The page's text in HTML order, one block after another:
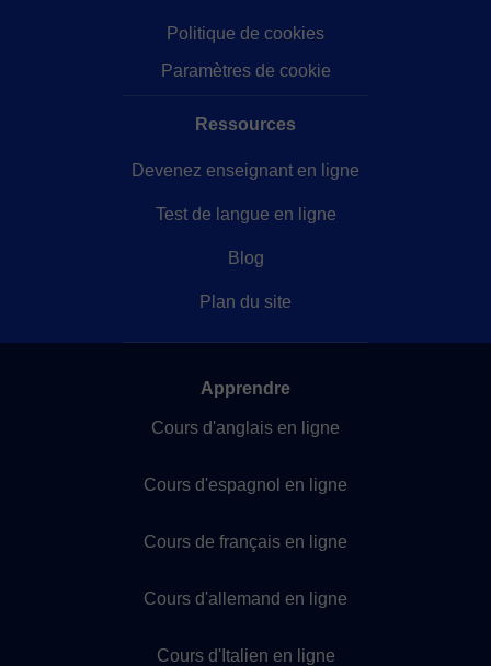
Politique de cookies
Paramètres de cookie
Ressources
Devenez enseignant en ligne
Test de langue en ligne
Blog
Plan du site
Apprendre
Cours d'anglais en ligne
Cours d'espagnol en ligne
Cours de français en ligne
Cours d'allemand en ligne
Cours d'Italien en ligne